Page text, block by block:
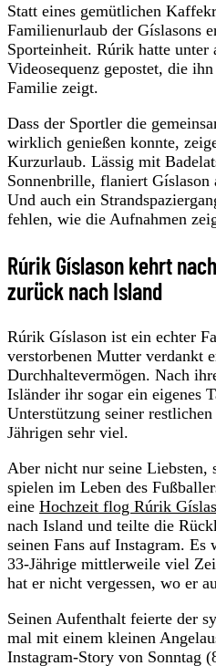
Statt eines gemütlichen
Familienurlaub der Gíslasons
Sporteinheit. Rúrik hatte unter
Videosequenz gepostet, die
Familie zeigt.
Dass der Sportler die
wirklich genießen konnte,
Kurzurlaub. Lässig mit
Sonnenbrille, flaniert Gíslason
Und auch ein
fehlen, wie die Aufnahmen
Rúrik Gíslason kehrt
zurück nach Island
Rúrik Gíslason ist ein echter
verstorbenen Mutter verdankt
Durchhaltevermögen. Nach
Isländer ihr sogar ein eigenes
Unterstützung seiner
Jährigen sehr viel.
Aber nicht nur seine Liebsten,
spielen im Leben des
eine Hochzeit flog Rúrik
nach Island und teilte die
seinen Fans auf Instagram.
33-Jährige mittlerweile viel
hat er nicht vergessen, wo er
Seinen Aufenthalt feierte der
mal mit einem kleinen
Instagram-Story von Sonntag